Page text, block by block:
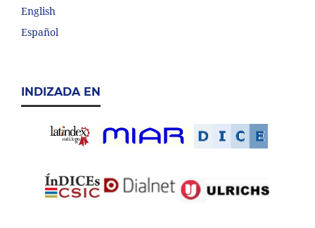
English
Español
INDIZADA EN